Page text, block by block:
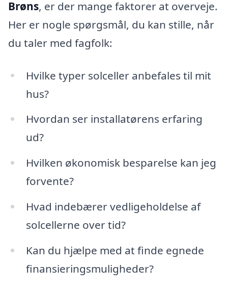
Brøns, er der mange faktorer at overveje.
Her er nogle spørgsmål, du kan stille, når
du taler med fagfolk:
Hvilke typer solceller anbefales til mit
hus?
Hvordan ser installatørens erfaring
ud?
Hvilken økonomisk besparelse kan jeg
forvente?
Hvad indebærer vedligeholdelse af
solcellerne over tid?
Kan du hjælpe med at finde egnede
finansieringsmuligheder?